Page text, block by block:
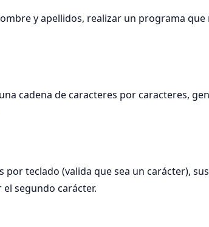
y apellidos, realizar un programa que
cadena de caracteres por caracteres,
por teclado (valida que sea un carácter),
segundo carácter.